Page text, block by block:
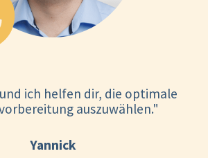
ich helfen dir, die optimale
auszuwählen."
Yannick